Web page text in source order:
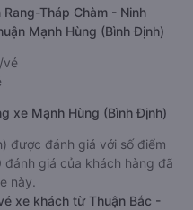
Tháp Chàm - Ninh
Mạnh Hùng (Bình Định)
vé
xe Mạnh Hùng (Bình Định)
được đánh giá với số điểm
giá của khách hàng đã
này.
xe khách từ Thuận Bắc -